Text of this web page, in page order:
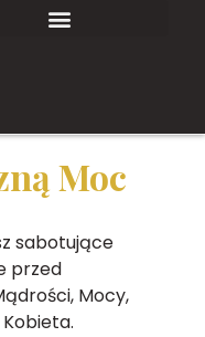
Moc
sabotujące
przed
Mocy,